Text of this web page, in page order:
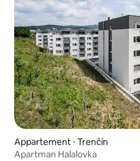
Appartement ⋅ Trenčín
Apartman Halalovka